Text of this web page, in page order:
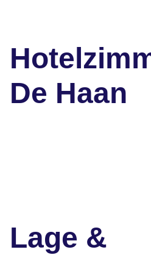
De Haan
Lage &